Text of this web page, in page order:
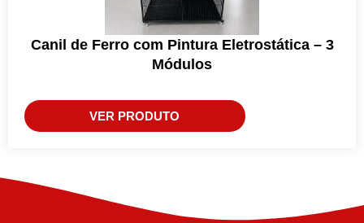
Canil de Ferro com Pintura Eletrostática – 3
Módulos
VER PRODUTO